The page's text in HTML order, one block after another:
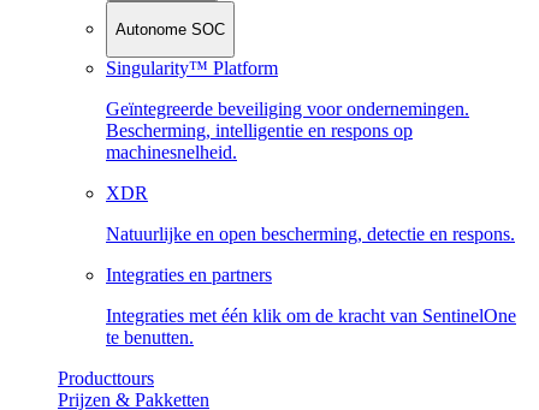
Autonome SOC
Singularity™ Platform
Geïntegreerde beveiliging voor ondernemingen.
Bescherming, intelligentie en respons op
machinesnelheid.
XDR
Natuurlijke en open bescherming, detectie en respons.
Integraties en partners
Integraties met één klik om de kracht van SentinelOne
te benutten.
Producttours
Prijzen & Pakketten